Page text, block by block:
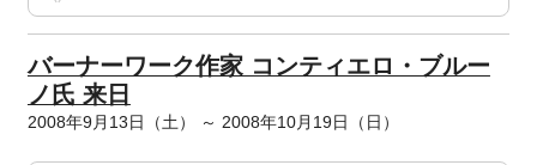
バーナーワーク作家 コンティエロ・ブルー
ノ氏 来日
2008年9月13日（土） ～ 2008年10月19日（日）